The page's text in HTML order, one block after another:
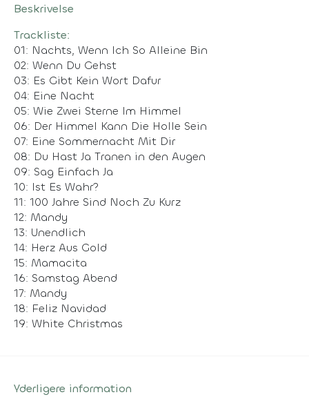
Beskrivelse
Trackliste:
01: Nachts, Wenn Ich So Alleine Bin
02: Wenn Du Gehst
03: Es Gibt Kein Wort Dafur
04: Eine Nacht
05: Wie Zwei Sterne Im Himmel
06: Der Himmel Kann Die Holle Sein
07: Eine Sommernacht Mit Dir
08: Du Hast Ja Tranen in den Augen
09: Sag Einfach Ja
10: Ist Es Wahr?
11: 100 Jahre Sind Noch Zu Kurz
12: Mandy
13: Unendlich
14: Herz Aus Gold
15: Mamacita
16: Samstag Abend
17: Mandy
18: Feliz Navidad
19: White Christmas
Yderligere information